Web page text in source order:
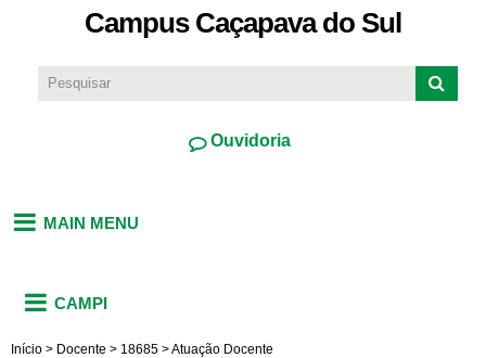
Campus Caçapava do Sul
Ouvidoria
MAIN MENU
CAMPI
Início > Docente > 18685 >Atuação Docente